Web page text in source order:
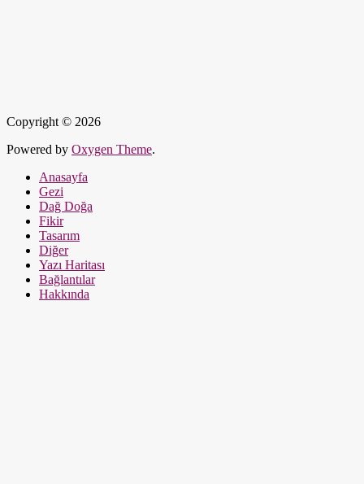
Copyright © 2026
Powered by Oxygen Theme.
Anasayfa
Gezi
Dağ Doğa
Fikir
Tasarım
Diğer
Yazı Haritası
Bağlantılar
Hakkında